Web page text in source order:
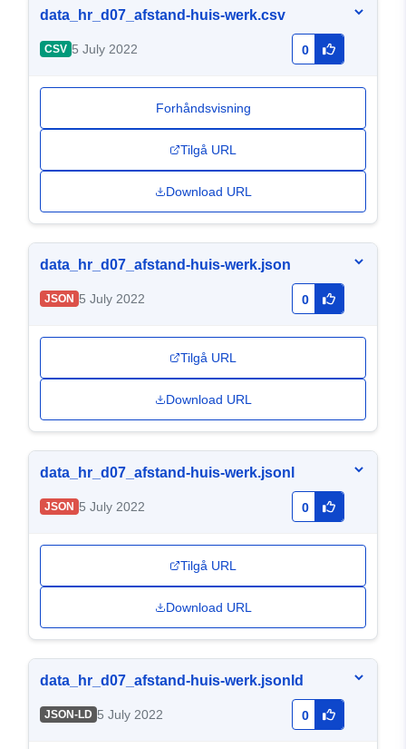
data_hr_d07_afstand-huis-werk.csv
CSV 5 July 2022 0
Forhåndsvisning
Tilgå URL
Download URL
data_hr_d07_afstand-huis-werk.json
JSON 5 July 2022 0
Tilgå URL
Download URL
data_hr_d07_afstand-huis-werk.jsonl
JSON 5 July 2022 0
Tilgå URL
Download URL
data_hr_d07_afstand-huis-werk.jsonld
JSON-LD 5 July 2022 0